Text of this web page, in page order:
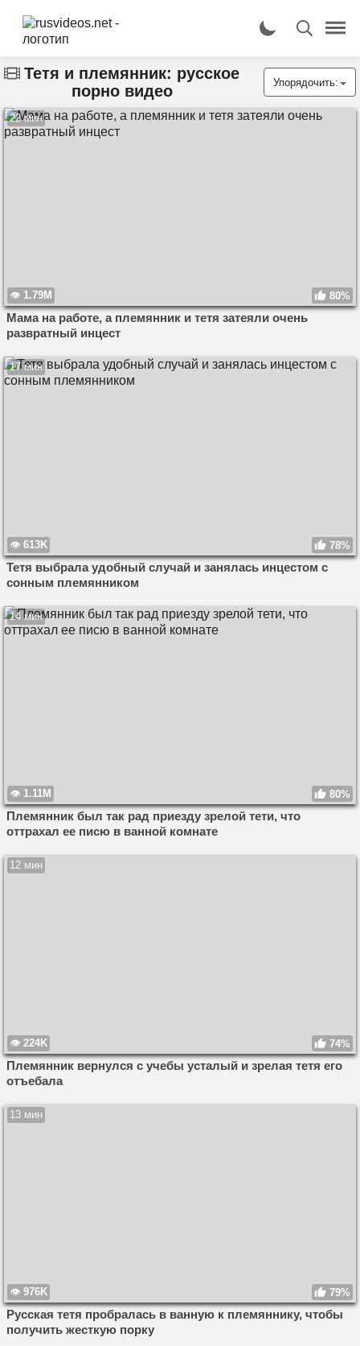
Тетя и племянник: русское
порно видео
Упорядочить:
22 мин
1.79M 80%
Мама на работе, а племянник и тетя затеяли очень
развратный инцест
17 мин
613K 78%
Тетя выбрала удобный случай и занялась инцестом с
сонным племянником
14 мин
1.11M 80%
Племянник был так рад приезду зрелой тети, что
оттрахал ее писю в ванной комнате
12 мин
224K 74%
Племянник вернулся с учебы усталый и зрелая тетя его
отъебала
13 мин
976K 79%
Русская тетя пробралась в ванную к племяннику, чтобы
получить жесткую порку